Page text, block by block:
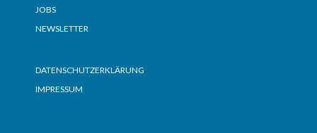
JOBS
NEWSLETTER
DATENSCHUTZERKLÄRUNG
IMPRESSUM